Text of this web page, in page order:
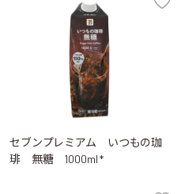
セブンプレミアム いつもの珈
琲 無糖 1000ml *